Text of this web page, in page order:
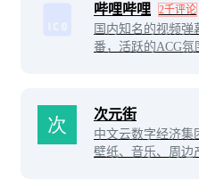
哔哩哔哩 2千评论
国内知名的视频
番，活跃的ACG氛
次元街
中文云数字经济集
壁纸、音乐、周边